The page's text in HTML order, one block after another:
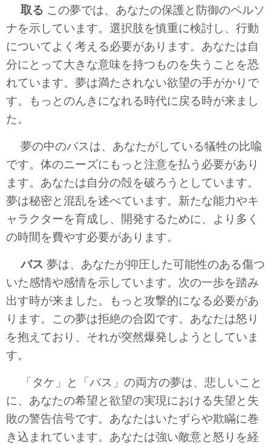
取る この夢では、あなたの保護と防御のペルソ
ナを示しています。選択肢を慎重に検討し、行動
についてよく考える必要があります。あなたは自
分にとって大きな意味を持つものを失うことを恐
れています。夢は満たされない欲望の手がかりで
す。もっとのんきになれる時代に戻る時が来まし
た。
夢の中のバスは、あなたがしている犠牲の比喩
です。体のニーズにもっと注意を払う必要があり
ます。あなたは自分の殻を破ろうとしています。
夢は秘密と混乱を述べています。新たな能力やキ
ャラクターを育成し、開発するために、より多く
の時間を費やす必要があります。
バス 夢は、あなたが抑圧した可能性のある傷つ
いた感情や感情を示しています。次の一歩を踏み
出す時が来ました。もっと攻撃的になる必要があ
ります。この夢は拒絶の合図です。あなたは怒り
を抱えており、それが突然爆発しようとしていま
す。
「タケ」と「バス」の両方の夢は、悲しいこと
に、あなたの希望と欲望の実現における失望と失
敗の警告信号です。あなたはいたずらや欺瞞に巻
き込まれています。あなたは強い敵意と怒りを経